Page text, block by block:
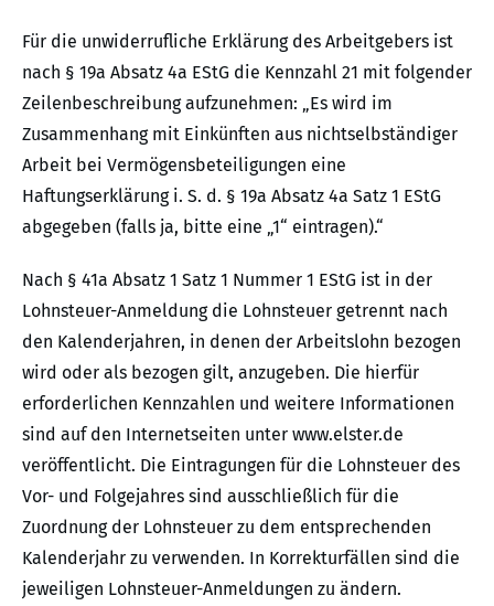
Für die unwiderrufliche Erklärung des Arbeitgebers ist
nach § 19a Absatz 4a EStG die Kennzahl 21 mit folgender
Zeilenbeschreibung aufzunehmen: „Es wird im
Zusammenhang mit Einkünften aus nichtselbständiger
Arbeit bei Vermögensbeteiligungen eine
Haftungserklärung i. S. d. § 19a Absatz 4a Satz 1 EStG
abgegeben (falls ja, bitte eine „1“ eintragen).“
Nach § 41a Absatz 1 Satz 1 Nummer 1 EStG ist in der
Lohnsteuer-Anmeldung die Lohnsteuer getrennt nach
den Kalenderjahren, in denen der Arbeitslohn bezogen
wird oder als bezogen gilt, anzugeben. Die hierfür
erforderlichen Kennzahlen und weitere Informationen
sind auf den Internetseiten unter www.elster.de
veröffentlicht. Die Eintragungen für die Lohnsteuer des
Vor- und Folgejahres sind ausschließlich für die
Zuordnung der Lohnsteuer zu dem entsprechenden
Kalenderjahr zu verwenden. In Korrekturfällen sind die
jeweiligen Lohnsteuer-Anmeldungen zu ändern.